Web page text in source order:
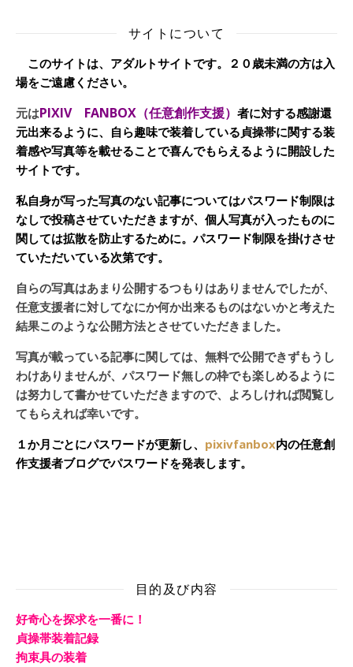
サイトについて
このサイトは、アダルトサイトです。２０歳未満の方は入
場をご遠慮ください。
元はPIXIV FANBOX（任意創作支援） 者に対する感謝還
元出来るように、自ら趣味で装着している貞操帯に関する装
着感や写真等を載せることで喜んでもらえるように開設した
サイトです。
私自身が写った写真のない記事についてはパスワード制限は
なしで投稿させていただきますが、個人写真が入ったものに
関しては拡散を防止するために。パスワード制限を掛けさせ
ていただいている次第です。
自らの写真はあまり公開するつもりはありませんでしたが、
任意支援者に対してなにか何か出来るものはないかと考えた
結果このような公開方法とさせていただきました。
写真が載っている記事に関しては、無料で公開できずもうし
わけありませんが、パスワード無しの枠でも楽しめるように
は努力して書かせていただきますので、よろしければ閲覧し
てもらえれば幸いです。
１か月ごとにパスワードが更新し、 pixivfanbox内の任意創
作支援者ブログでパスワードを発表します。
目的及び内容
好奇心を探求を一番に！
貞操帯装着記録
拘束具の装着